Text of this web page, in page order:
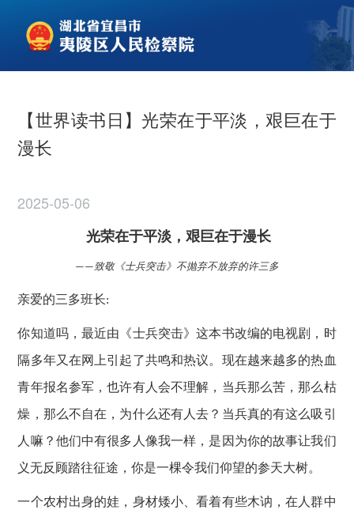
【世界读书日】光荣在于平淡，艰巨在于
漫长
2025-05-06
光荣在于平淡，艰巨在于漫长
——致敬《士兵突击》不抛弃不放弃的许三多
亲爱的三多班长:
你知道吗，最近由《士兵突击》这本书改编的电视剧，时
隔多年又在网上引起了共鸣和热议。现在越来越多的热血
青年报名参军，也许有人会不理解，当兵那么苦，那么枯
燥，那么不自在，为什么还有人去？当兵真的有这么吸引
人嘛？他们中有很多人像我一样，是因为你的故事让我们
义无反顾踏往征途，你是一棵令我们仰望的参天大树。
一个农村出身的娃，身材矮小、看着有些木讷，在人群中